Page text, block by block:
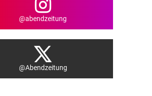
@abendzeitung
@Abendzeitung